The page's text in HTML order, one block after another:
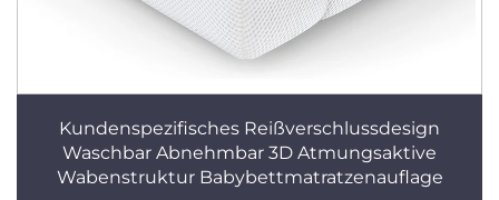
Kundenspezifisches Reißverschlussdesign
Waschbar Abnehmbar 3D Atmungsaktive
Wabenstruktur Babybettmatratzenauflage